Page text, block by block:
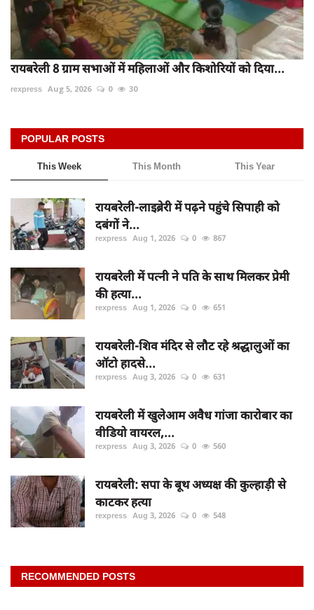
रायबरेली 8 ग्राम सभाओं में महिलाओं और किशोरियों को दिया...
rexpress Aug 5, 2026 0 30
POPULAR POSTS
This Week This Month This Year
रायबरेली-लाइब्रेरी में पढ़ने पहुंचे सिपाही को
दबंगों ने...
rexpress Aug 1, 2026 0 867
रायबरेली में पत्नी ने पति के साथ मिलकर प्रेमी
की हत्या...
rexpress Aug 1, 2026 0 651
रायबरेली-शिव मंदिर से लौट रहे श्रद्धालुओं का
ऑटो हादसे...
rexpress Aug 3, 2026 0 631
रायबरेली में खुलेआम अवैध गांजा कारोबार का
वीडियो वायरल,...
rexpress Aug 3, 2026 0 560
रायबरेली: सपा के बूथ अध्यक्ष की कुल्हाड़ी से
काटकर हत्या
rexpress Aug 3, 2026 0 548
RECOMMENDED POSTS